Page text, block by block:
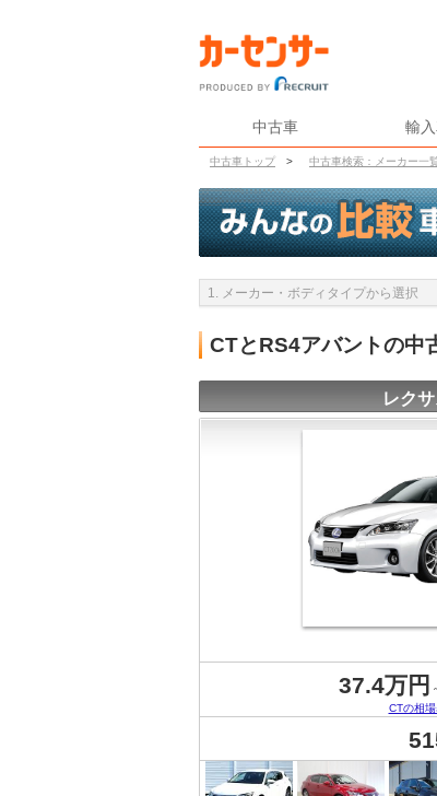
中古車 輸
中古車トップ > 中古車検索：メーカー一
1. メーカー・ボディタイプから選択
CTとRS4アバントの中
レク
37.4万円
CTの相